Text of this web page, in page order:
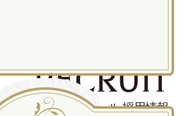
RECRUIT
パティスリー ラポール 採用情報